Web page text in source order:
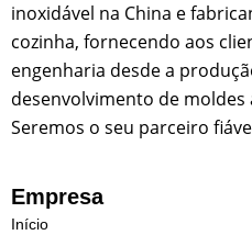
inoxidável na China e
cozinha, fornecendo aos
engenharia desde a
desenvolvimento de moldes
Seremos o seu parceiro
Empresa
Início